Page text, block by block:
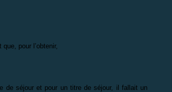
pour l’obtenir,
de séjour et pour un titre de séjour, il fallait un